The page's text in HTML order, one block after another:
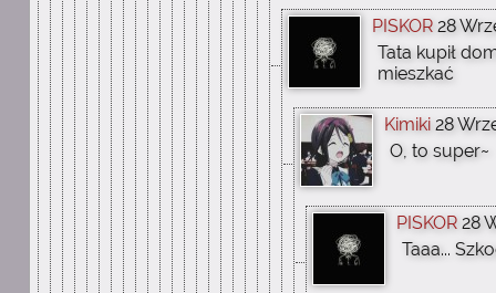
PISKOR 28
Tata kupił
mieszkać
Kimiki 28
O, to super~
PISKOR 28
Taaa...